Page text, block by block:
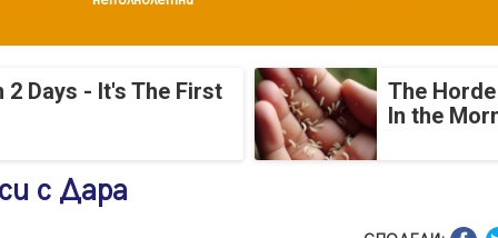
2 Days - It's The First
The
In the
с Дара